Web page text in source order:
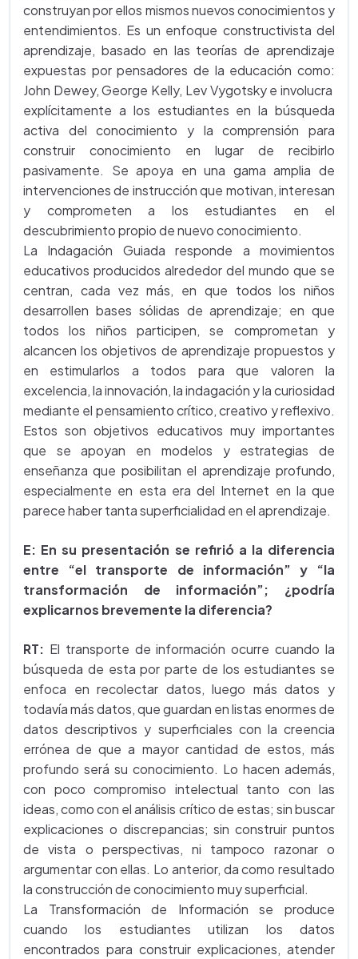
construyan por ellos mismos nuevos conocimientos y
entendimientos. Es un enfoque constructivista del
aprendizaje, basado en las teorías de aprendizaje
expuestas por pensadores de la educación como:
John Dewey, George Kelly, Lev Vygotsky e involucra
explícitamente a los estudiantes en la búsqueda
activa del conocimiento y la comprensión para
construir conocimiento en lugar de recibirlo
pasivamente. Se apoya en una gama amplia de
intervenciones de instrucción que motivan, interesan
y comprometen a los estudiantes en el
descubrimiento propio de nuevo conocimiento.
La Indagación Guiada responde a movimientos
educativos producidos alrededor del mundo que se
centran, cada vez más, en que todos los niños
desarrollen bases sólidas de aprendizaje; en que
todos los niños participen, se comprometan y
alcancen los objetivos de aprendizaje propuestos y
en estimularlos a todos para que valoren la
excelencia, la innovación, la indagación y la curiosidad
mediante el pensamiento crítico, creativo y reflexivo.
Estos son objetivos educativos muy importantes
que se apoyan en modelos y estrategias de
enseñanza que posibilitan el aprendizaje profundo,
especialmente en esta era del Internet en la que
parece haber tanta superficialidad en el aprendizaje.
E: En su presentación se refirió a la diferencia
entre “el transporte de información” y “la
transformación de información”; ¿podría
explicarnos brevemente la diferencia?
RT: El transporte de información ocurre cuando la
búsqueda de esta por parte de los estudiantes se
enfoca en recolectar datos, luego más datos y
todavía más datos, que guardan en listas enormes de
datos descriptivos y superficiales con la creencia
errónea de que a mayor cantidad de estos, más
profundo será su conocimiento. Lo hacen además,
con poco compromiso intelectual tanto con las
ideas, como con el análisis crítico de estas; sin buscar
explicaciones o discrepancias; sin construir puntos
de vista o perspectivas, ni tampoco razonar o
argumentar con ellas. Lo anterior, da como resultado
la construcción de conocimiento muy superficial.
La Transformación de Información se produce
cuando los estudiantes utilizan los datos
encontrados para construir explicaciones, atender